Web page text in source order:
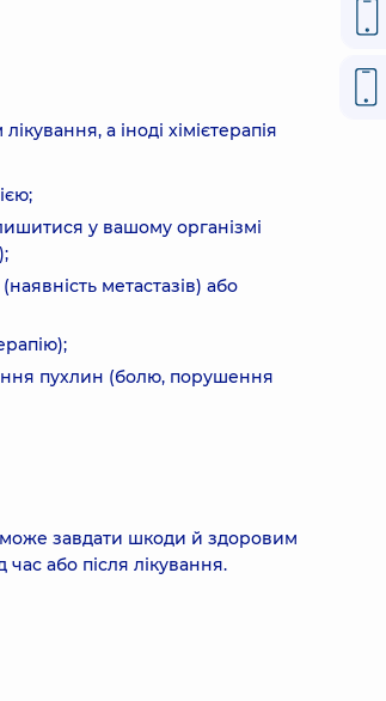
захворюванні
а іноді хімієтерапія
у вашому організмі
метастазів) або
пухлин (болю, порушення
може завдати шкоди й здоровим
або після лікування.